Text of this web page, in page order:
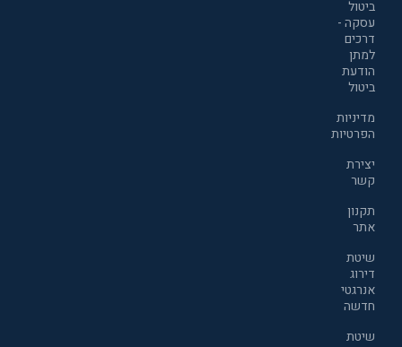
ביטול
עסקה -
דרכים
למתן
הודעת
ביטול
מדיניות
הפרטיות
יצירת
קשר
תקנון
אתר
שיטת
דירוג
אנרגטי
חדשה
שיטת